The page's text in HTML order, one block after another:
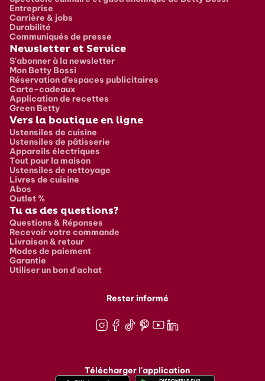
Entreprise
Carrière & jobs
Durabilité
Communiqués de presse
Newsletter et Service
S'abonner à la newsletter
Mon Betty Bossi
Réservation d’espaces publicitaires
Carte-cadeaux
Application de recettes
Green Betty
Vers la boutique en ligne
Ustensiles de cuisine
Ustensiles de pâtisserie
Appareils électriques
Tout pour la maison
Ustensiles de nettoyage
Livres de cuisine
Abos
Outlet %
Tu as des questions?
Questions & Réponses
Recevoir votre commande
Livraison & retour
Modes de paiement
Garantie
Utiliser un bon d'achat
Rester informé
Télécharger l'application